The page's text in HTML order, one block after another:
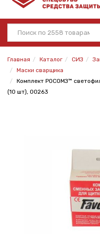
Главная Каталог СИЗ
Маски сварщика
Комплект РОСОМЗ™
(10 шт), 00263